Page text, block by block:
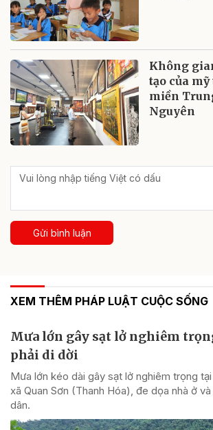
Không
tạo của
miền
Nguyên
Gửi bình luận
XEM THÊM PHÁP LUẬT CUỘC SỐNG
Mưa lớn gây sạt lở nghiêm
phải di dời
Mưa lớn kéo dài gây sạt lở nghiêm trọng tại
xã Quan Sơn (Thanh Hóa), đe dọa nhà ở
dân.